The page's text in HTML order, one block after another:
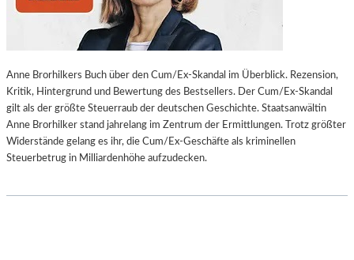
U
G
S
B
E
R
Anne Brorhilkers Buch über den Cum/Ex-Skandal im Überblick. Rezension,
Kritik, Hintergrund und Bewertung des Bestsellers. Der Cum/Ex-Skandal
gilt als der größte Steuerraub der deutschen Geschichte. Staatsanwältin
Anne Brorhilker stand jahrelang im Zentrum der Ermittlungen. Trotz größter
Widerstände gelang es ihr, die Cum/Ex-Geschäfte als kriminellen
Steuerbetrug in Milliardenhöhe aufzudecken.